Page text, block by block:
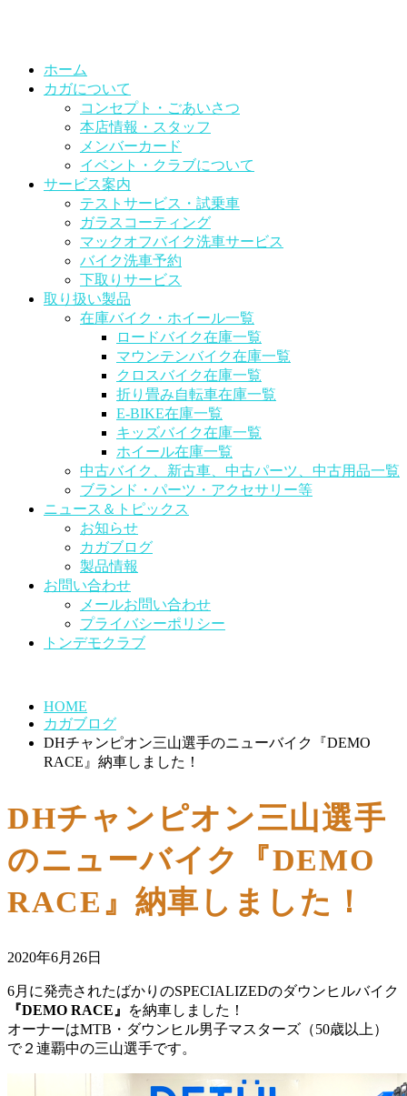
ホーム
カガについて
コンセプト・ごあいさつ
本店情報・スタッフ
メンバーカード
イベント・クラブについて
サービス案内
テストサービス・試乗車
ガラスコーティング
マックオフバイク洗車サービス
バイク洗車予約
下取りサービス
取り扱い製品
在庫バイク・ホイール一覧
ロードバイク在庫一覧
マウンテンバイク在庫一覧
クロスバイク在庫一覧
折り畳み自転車在庫一覧
E-BIKE在庫一覧
キッズバイク在庫一覧
ホイール在庫一覧
中古バイク、新古車、中古パーツ、中古用品一覧
ブランド・パーツ・アクセサリー等
ニュース＆トピックス
お知らせ
カガブログ
製品情報
お問い合わせ
メールお問い合わせ
プライバシーポリシー
トンデモクラブ
HOME
カガブログ
DHチャンピオン三山選手のニューバイク『DEMO
RACE』納車しました！
DHチャンピオン三山選手
のニューバイク『DEMO
RACE』納車しました！
2020年6月26日
6月に発売されたばかりのSPECIALIZEDのダウンヒルバイク
『DEMO RACE』
を納車しました！
オーナーはMTB・ダウンヒル男子マスターズ（50歳以上）
で２連覇中の三山選手です。